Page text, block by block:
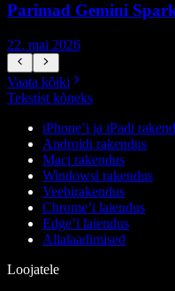
Parimad Gemini
22. mai 2026
Vaata kõiki
Tekstist kõneks
iPhone’i ja iPadi
Androidi rakendus
Maci rakendus
Windowsi rakendus
Veebirakendus
Chrome’i laiendus
Edge’i laiendus
Allalaadimised
Loojatele